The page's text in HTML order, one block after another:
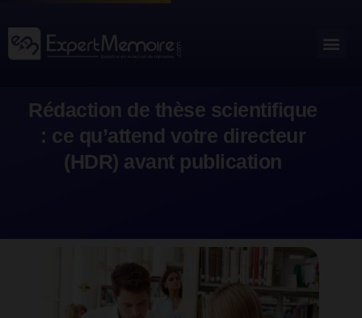
au
contenu
Rédaction de thèse scientifique
: ce qu’attend votre directeur
(HDR) avant publication